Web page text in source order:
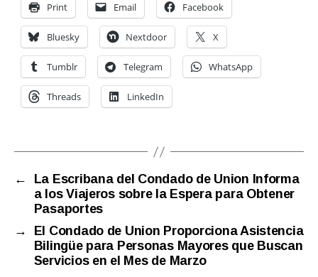
Print Email Facebook
Bluesky Nextdoor X
Tumblr Telegram WhatsApp
Threads LinkedIn
←
La Escribana del Condado de Union Informa
a los Viajeros sobre la Espera para Obtener
Pasaportes
→
El Condado de Union Proporciona Asistencia
Bilingüe para Personas Mayores que Buscan
Servicios en el Mes de Marzo